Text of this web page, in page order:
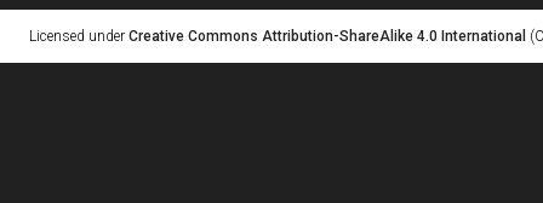
Licensed under Creative Commons Attribution-ShareAlike 4.0 International